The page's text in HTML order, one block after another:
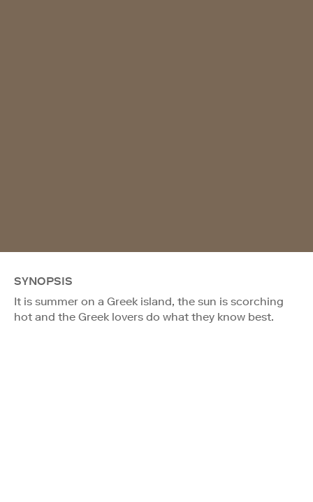
SYNOPSIS
It is summer on a Greek island, the sun is scorching
hot and the Greek lovers do what they know best.